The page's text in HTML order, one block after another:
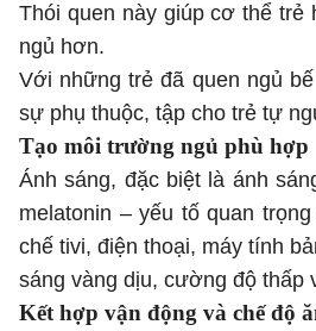
Thói quen này giúp cơ thể trẻ
ngủ hơn.
Với những trẻ đã quen ngủ
sự phụ thuộc, tập cho trẻ tự
Tạo môi trường ngủ phù hợp
Ánh sáng, đặc biệt là ánh
melatonin – yếu tố quan
chế tivi, điện thoại, máy tính
sáng vàng dịu, cường độ thấp
Kết hợp vận động và chế độ